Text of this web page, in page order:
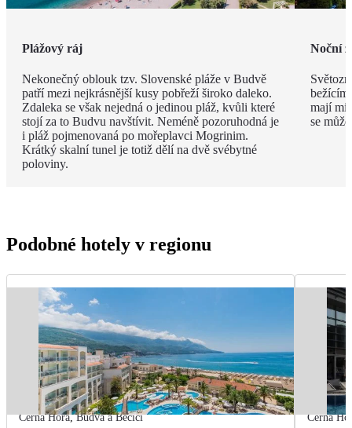
Plážový ráj
Nekonečný oblouk tzv. Slovenské pláže v Budvě
patří mezi nejkrásnější kusy pobřeží široko daleko.
Zdaleka se však nejedná o jedinou pláž, kvůli které
stojí za to Budvu navštívit. Neméně pozoruhodná je
i pláž pojmenovaná po mořeplavci Mogrinim.
Krátký skalní tunel je totiž dělí na dvě svébytné
poloviny.
Noční
bežícím
mají
se
Podobné hotely v regionu
Černá Hora,Budva a Bečiči Černá